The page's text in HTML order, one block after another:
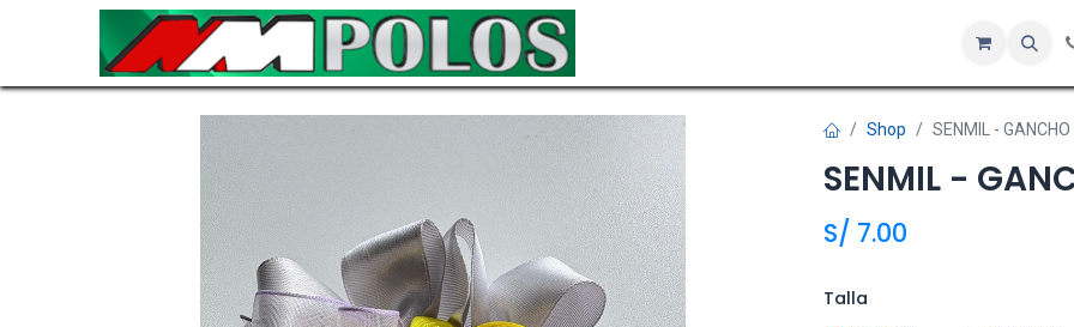
Sobre nosotros
Shop SENMIL - GANCHO
SENMIL -
S/ 7.00
Talla